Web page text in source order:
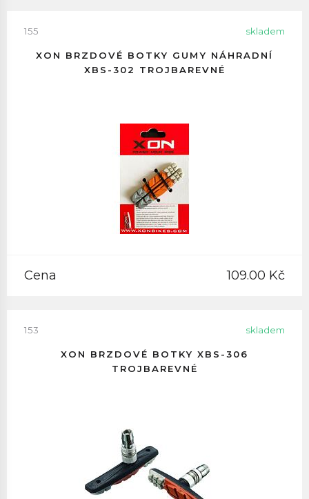
155 skladem
XON BRZDOVÉ BOTKY GUMY NÁHRADNÍ
XBS-302 TROJBAREVNÉ
Cena 109.00 Kč
153 skladem
XON BRZDOVÉ BOTKY XBS-306
TROJBAREVNÉ